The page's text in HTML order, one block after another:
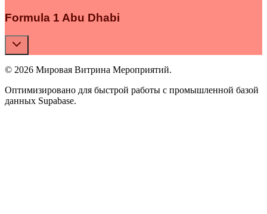
Formula 1 Abu Dhabi
© 2026 Мировая Витрина Мероприятий.
Оптимизировано для быстрой работы с промышленной базой
данных Supabase.